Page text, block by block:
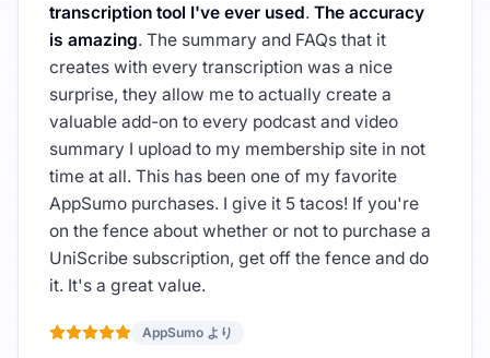
transcription tool I've ever used. The accuracy
is amazing. The summary and FAQs that it
creates with every transcription was a nice
surprise, they allow me to actually create a
valuable add-on to every podcast and video
summary I upload to my membership site in not
time at all. This has been one of my favorite
AppSumo purchases. I give it 5 tacos! If you're
on the fence about whether or not to purchase a
UniScribe subscription, get off the fence and do
it. It's a great value.
AppSumo より